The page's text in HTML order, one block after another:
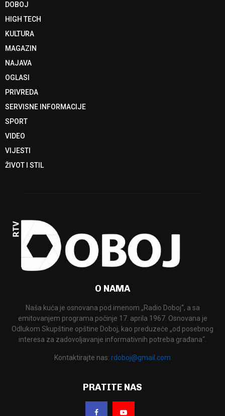
DOBOJ
HIGH TECH
KULTURA
MAGAZIN
NAJAVA
OGLASI
PRIVREDA
SERVISNE INFORMACIJE
SPORT
VIDEO
VIJESTI
ŽIVOT I STIL
O NAMA
Naša kuća je osnovana pod imenom „Radio Doboj“, a sa
emitovanjem programa počinje 17. aprila 1967. Osnovana je
Odlukom Skupštine opštine Doboj, kao preduzeće „od posebnog
interesa za zadovoljavanje informativnih potreba građana“.
Kontaktirajte nas: rdoboj@gmail.com
PRATITE NAS